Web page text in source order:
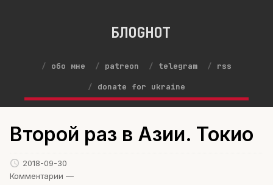
БЛОGНОТ
обо мне patreon telegram
rss
donate for ukraine
Второй раз в Азии. Токио
2018-09-30
Комментарии —